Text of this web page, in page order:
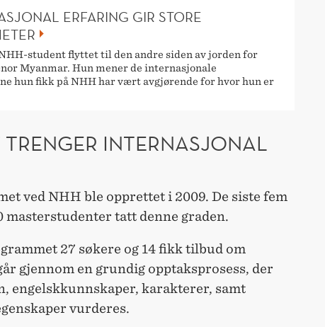
ERFARING GIR STORE
student flyttet til den andre siden av jorden for
Myanmar. Hun mener de internasjonale
hun fikk på NHH har vært avgjørende for hvor hun er
INTERNASJONAL
ved NHH ble opprettet i 2009. De siste fem
tatt denne graden.
27 søkere og 14 fikk tilbud om
gjennom en grundig opptaksprosess, der
engelskkunnskaper, karakterer, samt
vurderes.